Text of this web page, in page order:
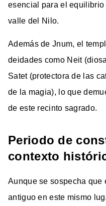
esencial para el equilibrio
valle del Nilo.
Además de Jnum, el
deidades como Neit
Satet (protectora de las
de la magia), lo que
de este recinto sagrado.
Periodo de
contexto
Aunque se sospecha que
antiguo en este mismo